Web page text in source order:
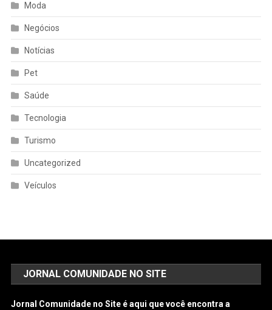
Moda
Negócios
Notícias
Pet
Saúde
Tecnologia
Turismo
Uncategorized
Veículos
JORNAL COMUNIDADE NO SITE
Jornal Comunidade no Site é aqui que você encontra a